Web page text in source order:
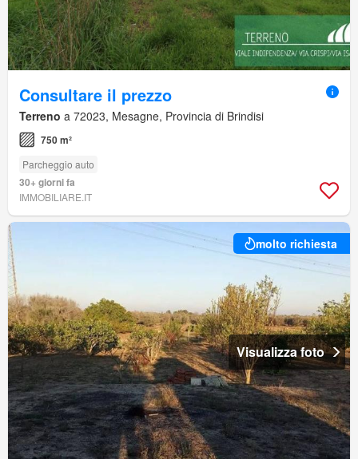
Consultare il prezzo
Terreno a 72023, Mesagne, Provincia di Brindisi
750 m²
Parcheggio auto
30+ giorni fa
IMMOBILIARE.IT
molto richiesta
Visualizza foto